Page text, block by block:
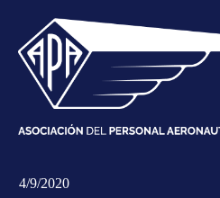
4/9/2020